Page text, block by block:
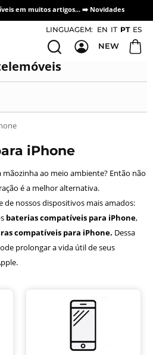
em muitos artigos... ➡️ Novidades
Acesso / Cadastro de Distribuidores
LINGUAGEM: EN IT PT ES
NEW
iPhone
mãozinha ao meio ambiente? Então não
é a melhor alternativa.
de nossos dispositivos mais amados:
baterias compatíveis para iPhone,
compatíveis para iPhone. Dessa
prolongar a vida útil de seus